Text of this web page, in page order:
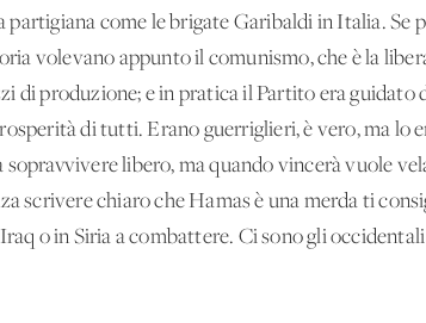
come le brigate Garibaldi in Italia. Se
volevano appunto il comunismo, che è la
di produzione; e in pratica il Partito era
di tutti. Erano guerriglieri, è vero, ma
sopravvivere libero, ma quando vincerà vuole
scrivere chiaro che Hamas è una merda ti
o in Siria a combattere. Ci sono gli